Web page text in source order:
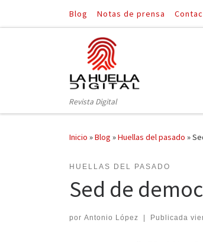
Saltar al contenido
Blog Notas de prensa
Revista Digital
Inicio »Blog »Huellas del pasado »
HUELLAS DEL PASADO
Sed de
por Antonio López Publicada